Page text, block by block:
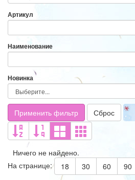
Артикул
Наименование
Новинка
Применить фильтр Сброс
Ничего не найдено.
На странице:
18 30 60 90